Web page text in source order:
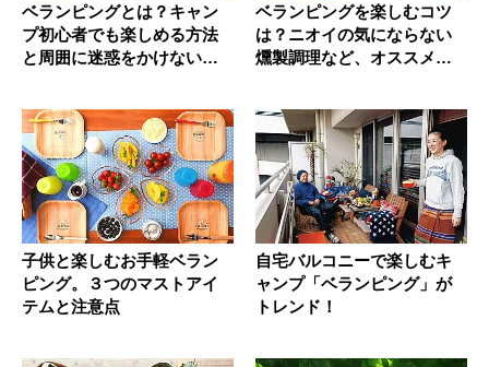
ベランピングとは？キャン
プ初心者でも楽しめる方法
と周囲に迷惑をかけない注
ベランピングを楽しむコツ
は？ニオイの気にならない
燻製調理など、オススメの
子供と楽しむお手軽ベラン
ピング。３つのマストアイ
テムと注意点
自宅バルコニーで楽しむキ
ャンプ「ベランピング」が
トレンド！